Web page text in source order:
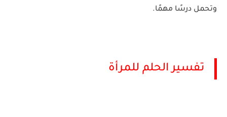
وتحمل درسًا مهمًا.
تفسير الحلم للمرأة